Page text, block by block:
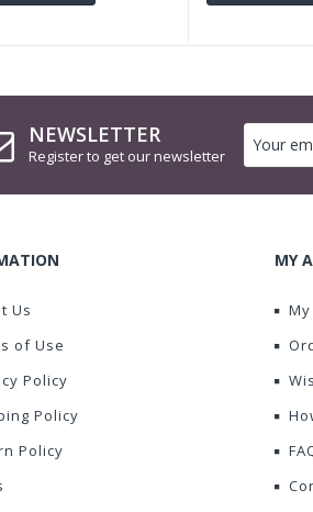
NEWSLETTER
Register to get our newsletter
Us
of Use
Policy
Policy
Policy
MY